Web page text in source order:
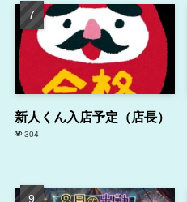
新人くん入店予定（店長）
304